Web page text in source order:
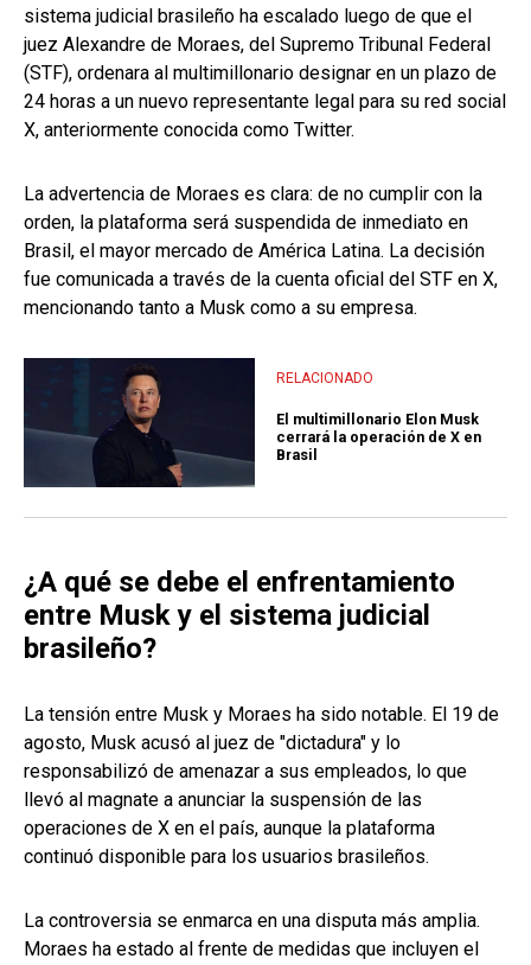
sistema judicial brasileño ha escalado luego de que el
juez Alexandre de Moraes, del Supremo Tribunal Federal
(STF), ordenara al multimillonario designar en un plazo de
24 horas a un nuevo representante legal para su red social
X, anteriormente conocida como Twitter.
La advertencia de Moraes es clara: de no cumplir con la
orden, la plataforma será suspendida de inmediato en
Brasil, el mayor mercado de América Latina. La decisión
fue comunicada a través de la cuenta oficial del STF en X,
mencionando tanto a Musk como a su empresa.
RELACIONADO
El multimillonario Elon Musk
cerrará la operación de X en
Brasil
¿A qué se debe el enfrentamiento
entre Musk y el sistema judicial
brasileño?
La tensión entre Musk y Moraes ha sido notable. El 19 de
agosto, Musk acusó al juez de "dictadura" y lo
responsabilizó de amenazar a sus empleados, lo que
llevó al magnate a anunciar la suspensión de las
operaciones de X en el país, aunque la plataforma
continuó disponible para los usuarios brasileños.
La controversia se enmarca en una disputa más amplia.
Moraes ha estado al frente de medidas que incluyen el